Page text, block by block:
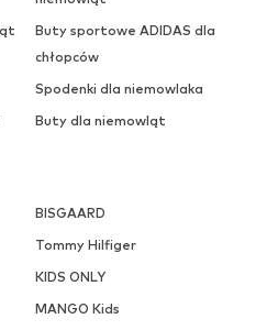
Buty sportowe ADIDAS dla
chłopców
Spodenki dla niemowlaka
Buty dla niemowląt
BISGAARD
Tommy Hilfiger
KIDS ONLY
MANGO Kids